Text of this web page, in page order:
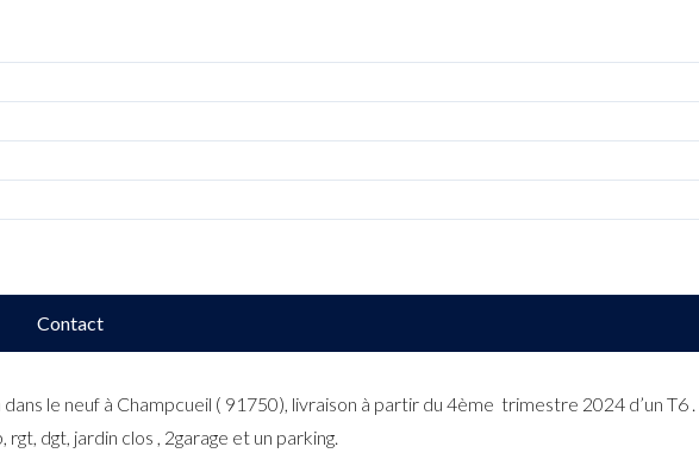
Contact
le neuf à Champcueil ( 91750), livraison à partir du 4ème trimestre 2024 d’un T6
dgt, jardin clos , 2garage et un parking.